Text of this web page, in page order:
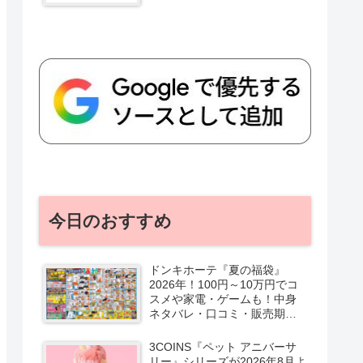
今日のおすすめ
ドンキホーテ『夏の福袋』
2026年！100円～10万円でコ
スメや家電・ゲームも！中身
ネタバレ・口コミ・販売期
3COINS『ペット アニバーサ